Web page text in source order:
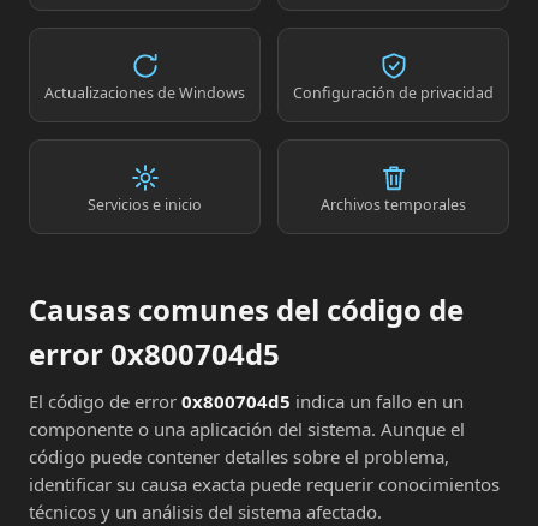
Actualizaciones de Windows Configuración de privacidad
Servicios e inicio Archivos temporales
Causas comunes del código de
error 0x800704d5
El código de error 0x800704d5 indica un fallo en un
componente o una aplicación del sistema. Aunque el
código puede contener detalles sobre el problema,
identificar su causa exacta puede requerir conocimientos
técnicos y un análisis del sistema afectado.